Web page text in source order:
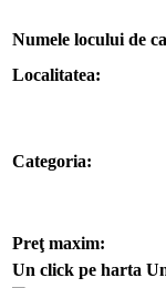
Numele locului de
Localitatea:
Categoria:
Preţ maxim:
Un click pe harta